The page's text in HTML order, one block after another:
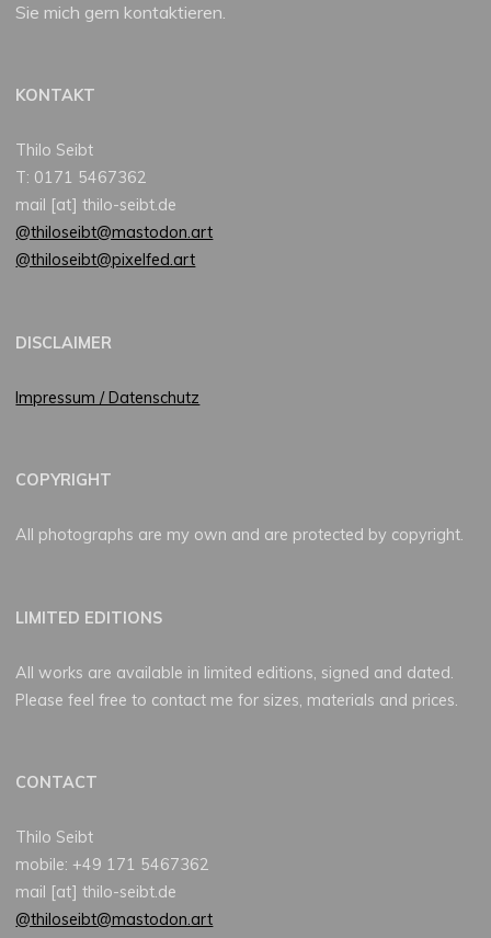
Sie mich gern kontaktieren.
KONTAKT
Thilo Seibt
T: 0171 5467362
mail [at] thilo-seibt.de
@thiloseibt@mastodon.art
@thiloseibt@pixelfed.art
DISCLAIMER
Impressum / Datenschutz
COPYRIGHT
All photographs are my own and are protected by copyright.
LIMITED EDITIONS
All works are available in limited editions, signed and dated.
Please feel free to contact me for sizes, materials and prices.
CONTACT
Thilo Seibt
mobile: +49 171 5467362
mail [at] thilo-seibt.de
@thiloseibt@mastodon.art